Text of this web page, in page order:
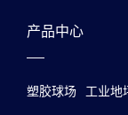
产品中心
塑胶球场 工业地